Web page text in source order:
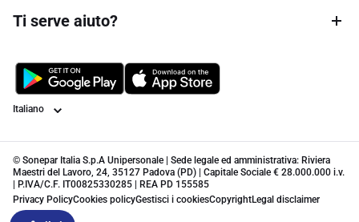
Ti serve aiuto?
Lingua
© Sonepar Italia S.p.A Unipersonale | Sede legale ed amministrativa: Riviera
Maestri del Lavoro, 24, 35127 Padova (PD) | Capitale Sociale € 28.000.000 i.v.
| P.IVA/C.F. IT00825330285 | REA PD 155585
Privacy PolicyCookies policyGestisci i cookiesCopyrightLegal disclaimer